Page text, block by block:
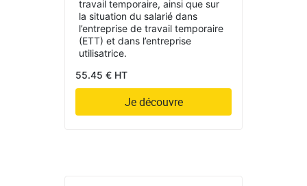
travail temporaire, ainsi que sur
la situation du salarié dans
l’entreprise de travail temporaire
(ETT) et dans l’entreprise
utilisatrice.
55.45 € HT
Je découvre